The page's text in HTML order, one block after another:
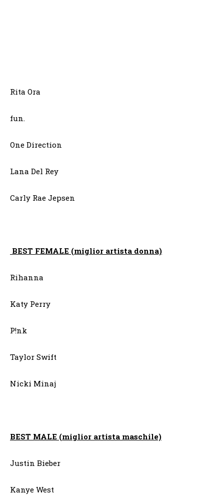
Rita Ora
fun.
One Direction
Lana Del Rey
Carly Rae Jepsen
BEST FEMALE (miglior artista donna)
Rihanna
Katy Perry
P!nk
Taylor Swift
Nicki Minaj
BEST MALE (miglior artista maschile)
Justin Bieber
Kanye West